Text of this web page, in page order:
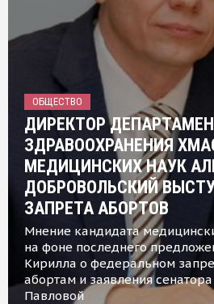
ОБЩЕСТВО
ДИРЕКТОР
ЗДРАВООХРАНЕНИЯ
МЕДИЦИНСКИХ НАУК
ДОБРОВОЛЬСКИЙ
ЗАПРЕТА АБОРТОВ
Мнение кандидата
на фоне последнего
Кирилла о федеральном
абортам и заявления
Павловой